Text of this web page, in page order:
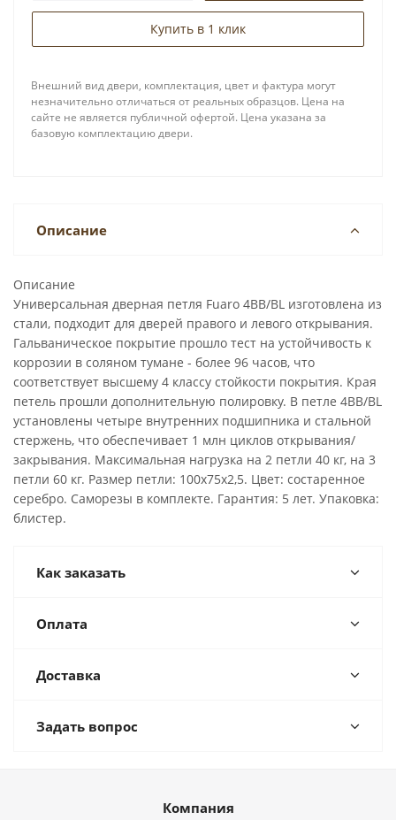
Купить в 1 клик
Внешний вид двери, комплектация, цвет и фактура могут
незначительно отличаться от реальных образцов. Цена на
сайте не является публичной офертой. Цена указана за
базовую комплектацию двери.
Описание
Описание
Универсальная дверная петля Fuaro 4BB/BL изготовлена из
стали, подходит для дверей правого и левого открывания.
Гальваническое покрытие прошло тест на устойчивость к
коррозии в соляном тумане - более 96 часов, что
соответствует высшему 4 классу стойкости покрытия. Края
петель прошли дополнительную полировку. В петле 4BB/BL
установлены четыре внутренних подшипника и стальной
стержень, что обеспечивает 1 млн циклов открывания/
закрывания. Максимальная нагрузка на 2 петли 40 кг, на 3
петли 60 кг. Размер петли: 100x75x2,5. Цвет: состаренное
серебро. Саморезы в комплекте. Гарантия: 5 лет. Упаковка:
блистер.
Как заказать
Оплата
Доставка
Задать вопрос
Компания